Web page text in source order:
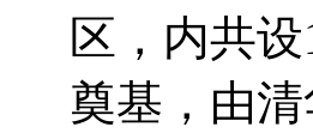
区，内共
奠基，由